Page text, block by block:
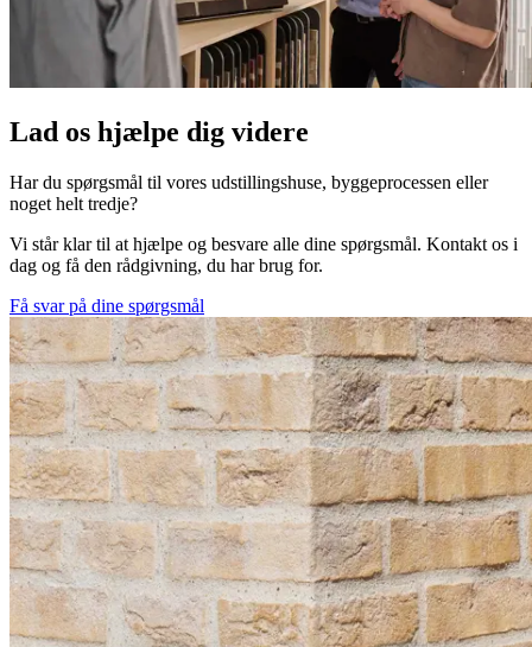
Lad os hjælpe dig videre
Har du spørgsmål til vores udstillingshuse, byggeprocessen eller
noget helt tredje?
Vi står klar til at hjælpe og besvare alle dine spørgsmål. Kontakt os i
dag og få den rådgivning, du har brug for.
Få svar på dine spørgsmål